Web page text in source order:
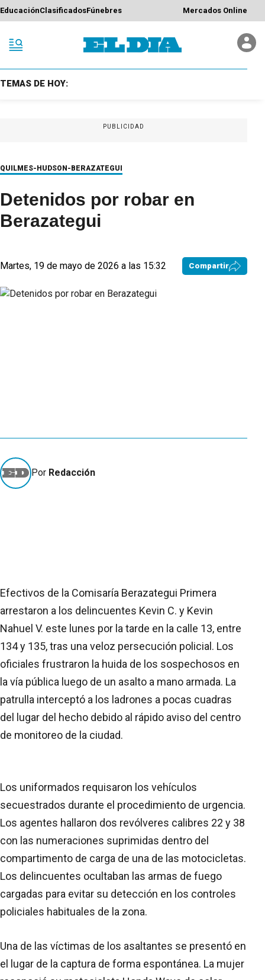
EducaciónClasificadosFúnebres Mercados Online
TEMAS DE HOY:
PUBLICIDAD
QUILMES-HUDSON-BERAZATEGUI
Detenidos por robar en
Berazategui
Martes, 19 de mayo de 2026 a las 15:32 Compartir
Por Redacción
Efectivos de la Comisaría Berazategui Primera
arrestaron a los delincuentes Kevin C. y Kevin
Nahuel V. este lunes por la tarde en la calle 13, entre
134 y 135, tras una veloz persecución policial. Los
oficiales frustraron la huida de los sospechosos en
la vía pública luego de un asalto a mano armada. La
patrulla interceptó a los ladrones a pocas cuadras
del lugar del hecho debido al rápido aviso del centro
de monitoreo de la ciudad.
Los uniformados requisaron los vehículos
secuestrados durante el procedimiento de urgencia.
Los agentes hallaron dos revólveres calibres 22 y 38
con las numeraciones suprimidas dentro del
compartimento de carga de una de las motocicletas.
Los delincuentes ocultaban las armas de fuego
cargadas para evitar su detección en los controles
policiales habituales de la zona.
Una de las víctimas de los asaltantes se presentó en
el lugar de la captura de forma espontánea. La mujer